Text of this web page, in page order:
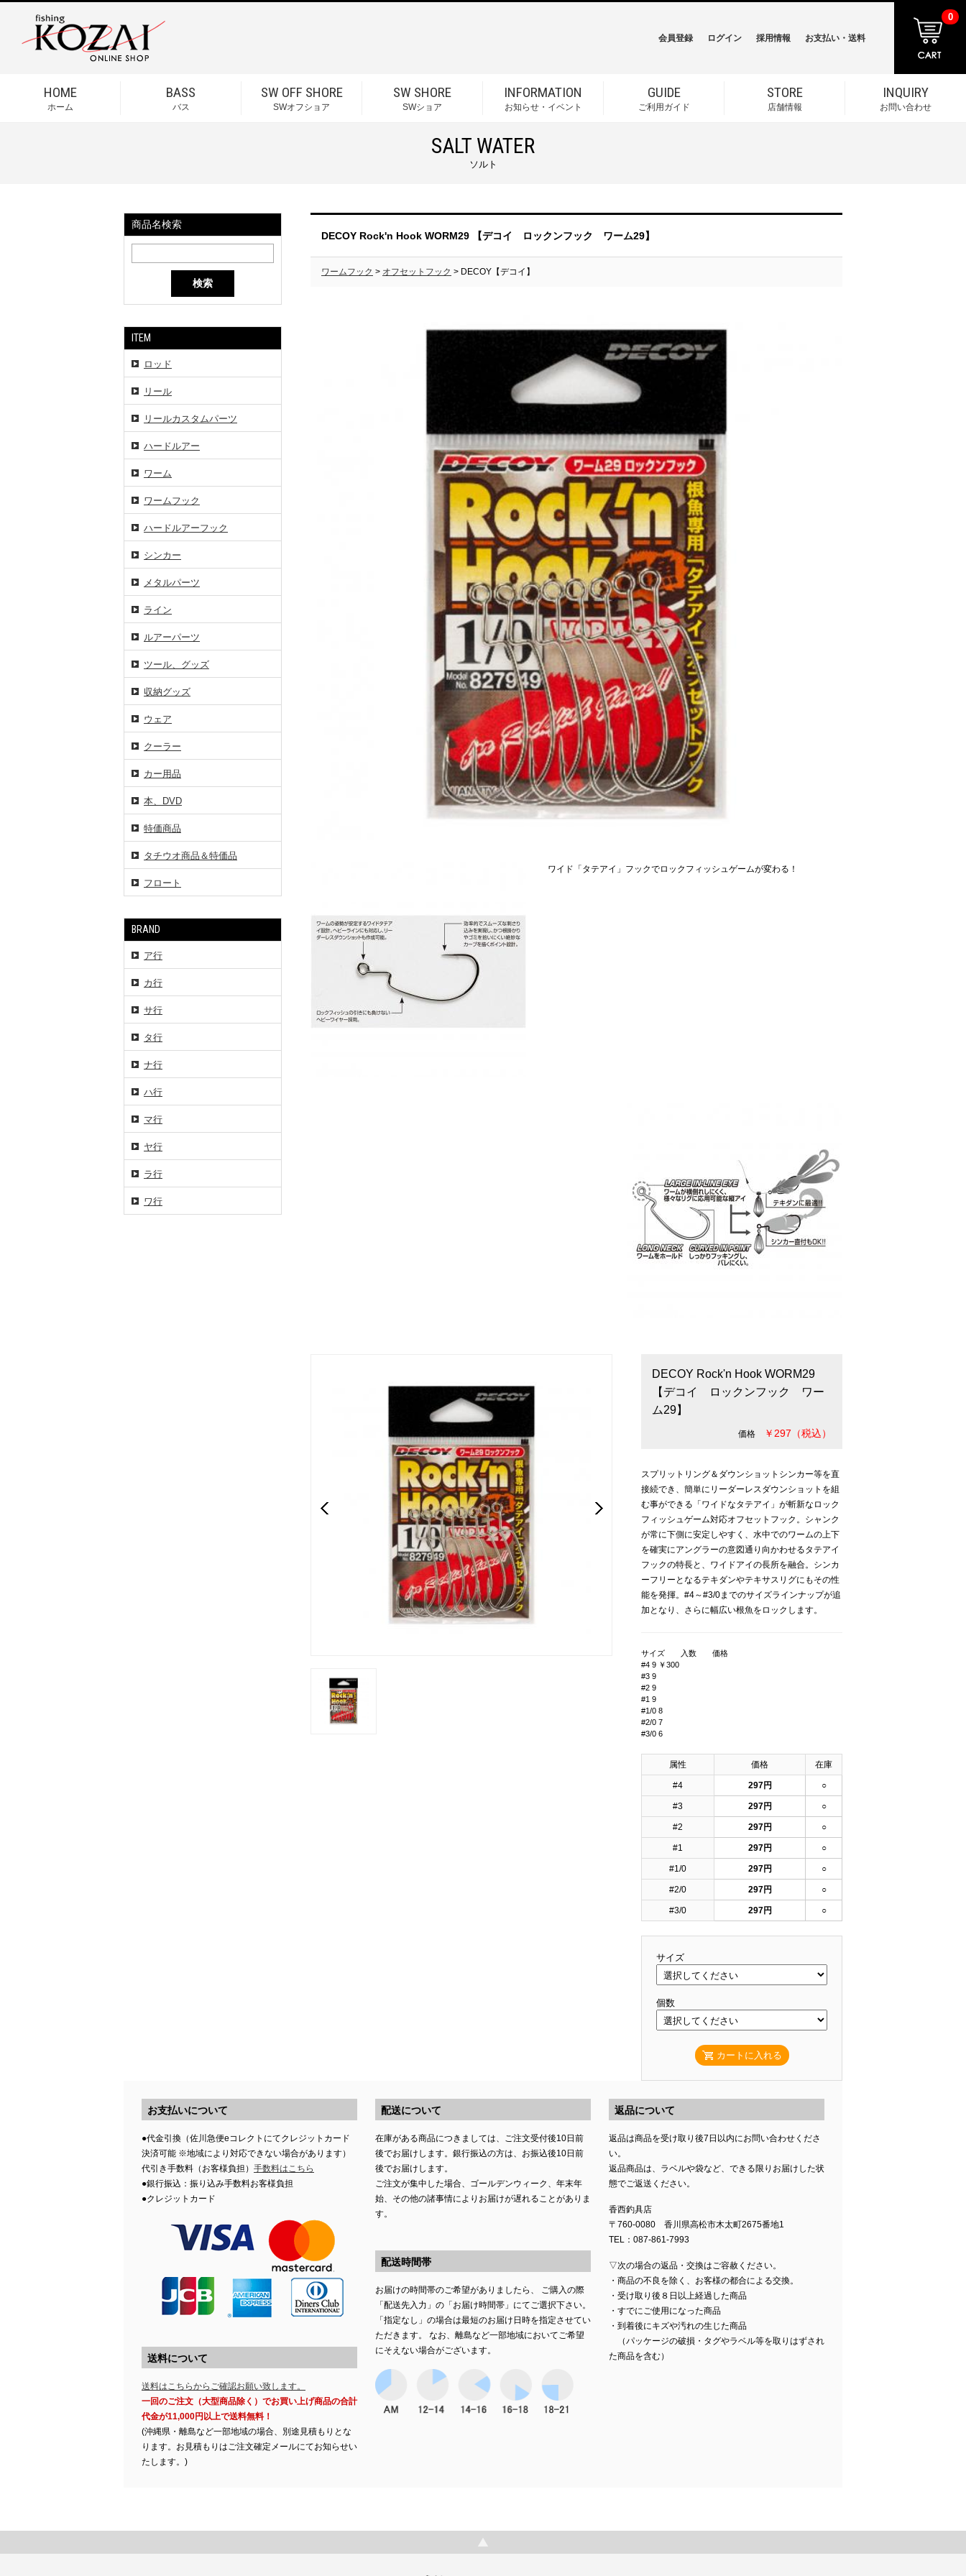
HOME
ホーム
BASS
バス
SW OFF SHORE
SWオフショア
SW SHORE
SWショア
INFORMATION
お知らせ・イベント
GUIDE
ご利用ガイド
STORE
店舗情報
INQUIRY
お問い合わせ
会員登録 ログイン 採用情報 お支払い・送料
0
SALT WATER
ソルト
商品名検索
検索
ITEM
ロッド
リール
リールカスタムパーツ
ハードルアー
ワーム
ワームフック
ハードルアーフック
シンカー
メタルパーツ
ライン
ルアーパーツ
ツール、グッズ
収納グッズ
ウェア
クーラー
カー用品
本、DVD
特価商品
タチウオ商品＆特価品
フロート
BRAND
ア行
カ行
サ行
タ行
ナ行
ハ行
マ行
ヤ行
ラ行
ワ行
DECOY Rock'n Hook WORM29 【デコイ ロックンフック ワーム29】
ワームフック > オフセットフック > DECOY【デコイ】
ワイド「タテアイ」フックでロックフィッシュゲームが変わる！
DECOY Rock'n Hook WORM29
【デコイ ロックンフック ワー
ム29】
価格 ￥297（税込）
スプリットリング＆ダウンショットシンカー等を直
接続でき、簡単にリーダーレスダウンショットを組
む事ができる「ワイドなタテアイ」が斬新なロック
フィッシュゲーム対応オフセットフック。シャンク
が常に下側に安定しやすく、水中でのワームの上下
を確実にアングラーの意図通り向かわせるタテアイ
フックの特長と、ワイドアイの長所を融合。シンカ
ーフリーとなるテキダンやテキサスリグにもその性
能を発揮。#4～#3/0までのサイズラインナップが追
加となり、さらに幅広い根魚をロックします。
サイズ 入数 価格
#4 9 ￥300
#3 9
#2 9
#1 9
#1/0 8
#2/0 7
#3/0 6
属性 価格 在庫
#4 297円 ○
#3 297円 ○
#2 297円 ○
#1 297円 ○
#1/0 297円 ○
#2/0 297円 ○
#3/0 297円 ○
サイズ
個数
カートに入れる
お支払いについて
●代金引換（佐川急便eコレクトにてクレジットカード
決済可能 ※地域により対応できない場合があります）
代引き手数料（お客様負担） 手数料はこちら
●銀行振込：振り込み手数料お客様負担
●クレジットカード
送料について
送料はこちらからご確認お願い致します。
一回のご注文（大型商品除く）でお買い上げ商品の合計
代金が11,000円以上で送料無料！
(沖縄県・離島など一部地域の場合、別途見積もりとな
ります。お見積もりはご注文確定メールにてお知らせい
たします。)
配送について
在庫がある商品につきましては、ご注文受付後10日前
後でお届けします。銀行振込の方は、お振込後10日前
後でお届けします。
ご注文が集中した場合、ゴールデンウィーク、年末年
始、その他の諸事情によりお届けが遅れることがありま
す。
配送時間帯
お届けの時間帯のご希望がありましたら、 ご購入の際
「配送先入力」の「お届け時間帯」にてご選択下さい。
「指定なし」の場合は最短のお届け日時を指定させてい
ただきます。 なお、離島など一部地域においてご希望
にそえない場合がございます。
返品について
返品は商品を受け取り後7日以内にお問い合わせくださ
い。
返品商品は、ラベルや袋など、できる限りお届けした状
態でご返送ください。
香西釣具店
〒760-0080 香川県高松市木太町2675番地1
TEL：087-861-7993
▽次の場合の返品・交換はご容赦ください。
・商品の不良を除く、お客様の都合による交換。
・受け取り後８日以上経過した商品
・すでにご使用になった商品
・到着後にキズや汚れの生じた商品
（パッケージの破損・タグやラベル等を取りはずされ
た商品を含む）